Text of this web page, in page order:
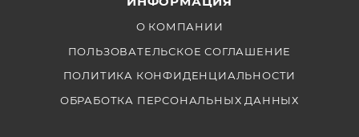
О КОМПАНИИ
ПОЛЬЗОВАТЕЛЬСКОЕ СОГЛАШЕНИЕ
ПОЛИТИКА КОНФИДЕНЦИАЛЬНОСТИ
ОБРАБОТКА ПЕРСОНАЛЬНЫХ ДАННЫХ